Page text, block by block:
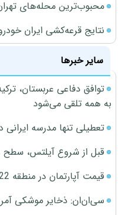
محبوب‌ترین محله‌های
نتایج قرعه‌کشی ایران
سایر خبرها
توافق دفاعی عربستان،
به همه تلقی می‌شود
تعطیلی تنها مدرسه ایرانی
قبل از شروع آیلتس، سطح
قیمت آپارتمان در منطقه 22 تهران چقدر است؟
سی‌ان‌ان: ذخایر موشکی